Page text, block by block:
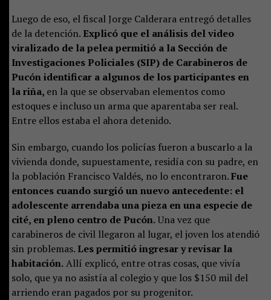
Luego de eso, el fiscal Jorge Calderara entregó detalles
de la detención. Explicó que el análisis del video
viralizado de la pelea permitió a la Sección de
Investigaciones Policiales (SIP) de Carabineros de
Pucón identificar a algunos de los participantes en
la riña, en la que se observaban elementos como
estoques e incluso un arma que aparentaba ser real.
Entre ellos estaba el ahora detenido.
Sin embargo, cuando los policías fueron a buscarlo a la
vivienda donde, supuestamente, residía con su padre, en
la población Francisco Valdés, no lo encontraron.Fue
entonces cuando surgió un nuevo antecedente: el
adolescente arrendaba una pieza en una especie de
cité, en pleno centro de Pucón.Una vez que
carabineros de civil llegaron al lugar, el joven los atendió
sin problemas. Les permitió ingresar y revisar la
habitación.Allí explicó, entre otras cosas, que vivía
solo, que ya no asistía al colegio y que los $150 mil del
arriendo eran pagados por su progenitor.